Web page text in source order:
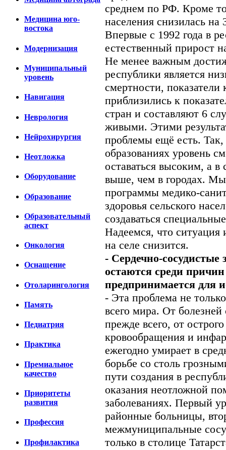
Медицина юго-
востока
Модернизация
Муниципальный
уровень
Навигация
Неврология
Нейрохирургия
Неотложка
Оборудование
Образование
Образовательный
аспект
Онкология
Оснащение
Отоларингология
Память
Педиатрия
Практика
Премиальное
качество
Приоритеты
развития
Профессия
Профилактика
среднем по РФ. Кроме
населения снизилась
Впервые с 1992 года в
естественный прирост
Не менее важным
республики является
смертности, показатели
приблизились к
стран и составляют 6
живыми. Этими
проблемы ещё есть.
образованиях уровень
оставаться высоким, а
выше, чем в городах. Мы
программы медико-
здоровья сельского
создаваться
Надеемся, что ситуация
на селе снизится.
- Сердечно-сосудистые
остаются среди
предпринимается для
- Эта проблема не
всего мира. От
прежде всего, от
кровообращения и
ежегодно умирает в
борьбе со столь
пути создания в
оказания неотложной
заболеваниях. Первый
районные больницы,
межмуниципальные
только в столице